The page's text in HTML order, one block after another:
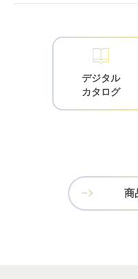
デジタル
カタログ
商